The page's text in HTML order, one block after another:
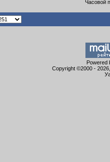
Часовой
Powered
Copyright ©2000 -